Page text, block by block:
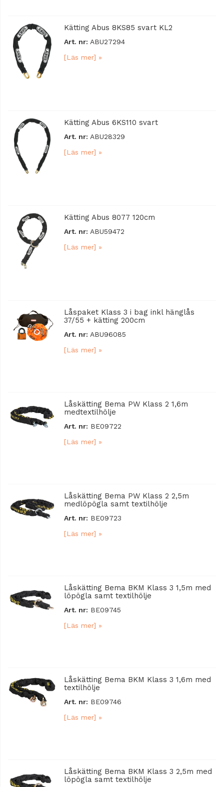
Kätting Abus 8KS85 svart KL2
Art. nr: ABU27294
[Läs mer] »
Kätting Abus 6KS110 svart
Art. nr: ABU28329
[Läs mer] »
Kätting Abus 8077 120cm
Art. nr: ABU59472
[Läs mer] »
Låspaket Klass 3 i bag inkl hänglås
37/55 + kätting 200cm
Art. nr: ABU96085
[Läs mer] »
Låskätting Bema PW Klass 2 1,6m
medtextilhölje
Art. nr: BE09722
[Läs mer] »
Låskätting Bema PW Klass 2 2,5m
medlöpögla samt textilhölje
Art. nr: BE09723
[Läs mer] »
Låskätting Bema BKM Klass 3 1,5m med
löpögla samt textilhölje
Art. nr: BE09745
[Läs mer] »
Låskätting Bema BKM Klass 3 1,6m med
textilhölje
Art. nr: BE09746
[Läs mer] »
Låskätting Bema BKM Klass 3 2,5m med
löpögla samt textilhölje